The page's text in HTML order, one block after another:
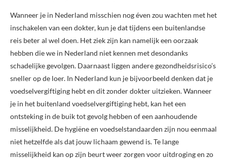
Wanneer je in Nederland misschien nog éven zou wachten met het
inschakelen van een dokter, kun je dat tijdens een buitenlandse
reis beter al wel doen. Het ziek zijn kan namelijk een oorzaak
hebben die we in Nederland niet kennen met desondanks
schadelijke gevolgen. Daarnaast liggen andere gezondheidsrisico’s
sneller op de loer. In Nederland kun je bijvoorbeeld denken dat je
voedselvergiftiging hebt en dit zonder dokter uitzieken. Wanneer
je in het buitenland voedselvergiftiging hebt, kan het een
ontsteking in de buik tot gevolg hebben of een aanhoudende
misselijkheid. De hygiëne en voedselstandaarden zijn nou eenmaal
niet hetzelfde als dat jouw lichaam gewend is. Te lange
misselijkheid kan op zijn beurt weer zorgen voor uitdroging en zo